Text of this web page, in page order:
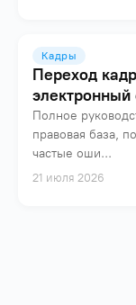
Кадры
Переход
Полное
правовая база,
частые оши...
21 июля 2026